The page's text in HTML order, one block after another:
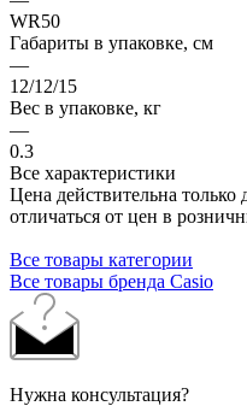
WR50
Габариты в упаковке, см
—
12/12/15
Вес в упаковке, кг
—
0.3
Все характеристики
Цена действительна
отличаться от цен в
Все товары категории
Все товары бренда Casio
Нужна консультация?